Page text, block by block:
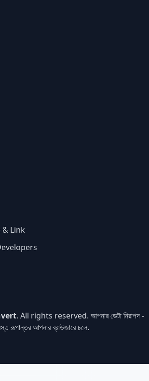
& Link
. All rights reserved. আপনার ডেটা নিরাপদ -
রূপান্তর আপনার ব্রাউজারে চলে.